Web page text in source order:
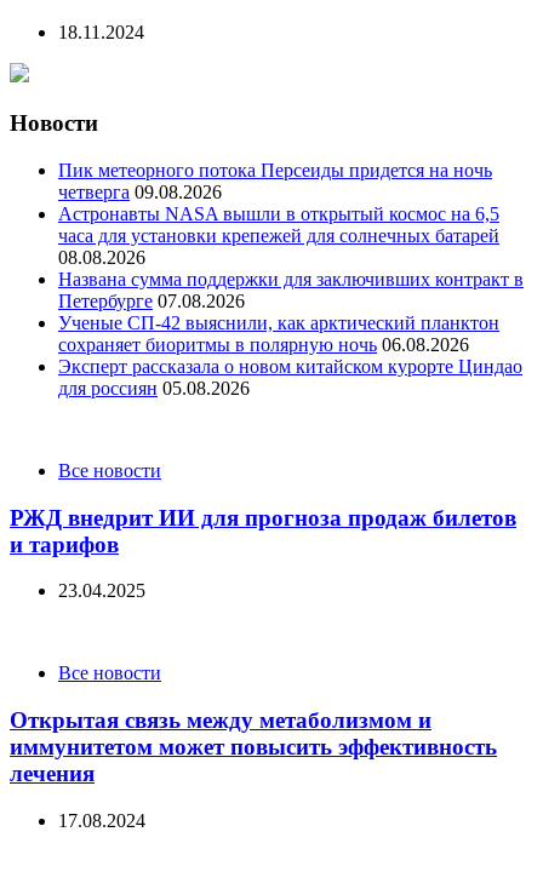
18.11.2024
Новости
Пик метеорного потока Персеиды придется на ночь
четверга 09.08.2026
Астронавты NASA вышли в открытый космос на 6,5
часа для установки крепежей для солнечных батарей
08.08.2026
Названа сумма поддержки для заключивших контракт в
Петербурге 07.08.2026
Ученые СП-42 выяснили, как арктический планктон
сохраняет биоритмы в полярную ночь 06.08.2026
Эксперт рассказала о новом китайском курорте Циндао
для россиян 05.08.2026
CategoriesВсе новости
РЖД внедрит ИИ для прогноза продаж билетов
и тарифов
23.04.2025
CategoriesВсе новости
Открытая связь между метаболизмом и
иммунитетом может повысить эффективность
лечения
17.08.2024